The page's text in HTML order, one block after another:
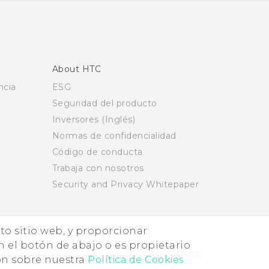
sitio web, y proporcionar
el botón de abajo o es propietario
sobre nuestra Política de Cookies
About HTC
ESG
Seguridad del producto
Inversores (Inglés)
Normas de confidencialidad
Código de conducta
Trabaja con nosotros
Security and Privacy Whitepaper
© 2011-2026 HTC Corporation Legal terms